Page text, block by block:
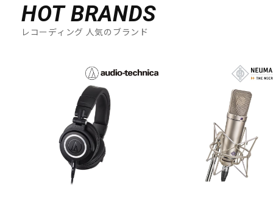
HOT BRANDS
レコーディング 人気のブランド